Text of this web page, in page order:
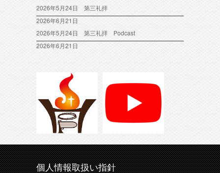
2026年5月24日 第三礼拝
2026年6月21日
2026年5月24日 第三礼拝 Podcast
2026年6月21日
個人情報取扱い指針